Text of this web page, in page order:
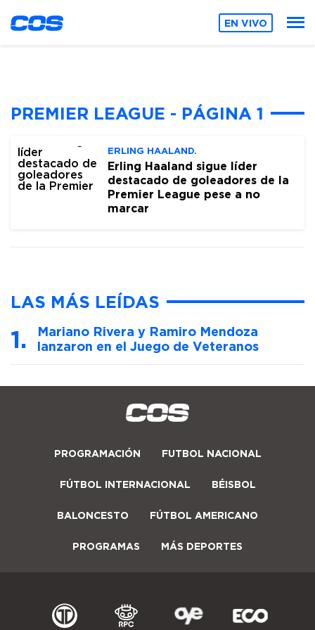
EN VIVO
PREMIER LEAGUE - PÁGINA 1
ERLING HAALAND.
Erling Haaland sigue líder
destacado de goleadores de la
Premier League pese a no
marcar
LAS MÁS LEÍDAS
Mariano Rivera y Ramiro Mendoza
lanzaron en el Juego de Veteranos
PROGRAMACIÓN FUTBOL NACIONAL
FÚTBOL INTERNACIONAL BÉISBOL
BALONCESTO FÚTBOL AMERICANO
PROGRAMAS MÁS DEPORTES